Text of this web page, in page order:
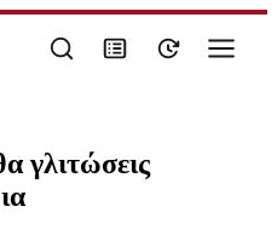
γλιτώσεις